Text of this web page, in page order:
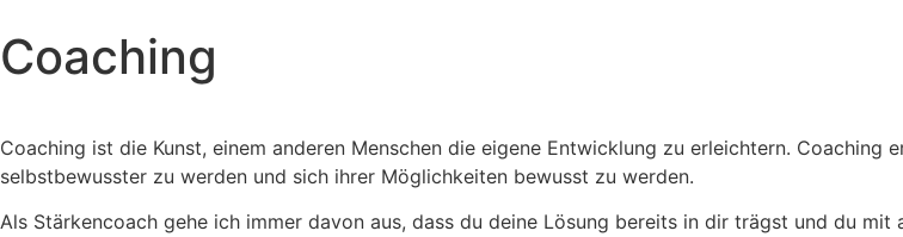
Coaching
Coaching ist die Kunst, einem anderen Menschen die eigene Entwicklung zu erleichtern. Coaching
selbstbewusster zu werden und sich ihrer Möglichkeiten bewusst zu werden.
Als Stärkencoach gehe ich immer davon aus, dass du deine Lösung bereits in dir trägst und du